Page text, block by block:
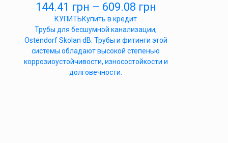
144.41 грн – 609.08 грн
КУПИТЬКупить в кредит
Трубы для бесшумной канализации,
Ostendorf Skolan dB. Трубы и фитинги этой
системы обладают высокой степенью
коррозиоустойчивости, износостойкости и
долговечности.